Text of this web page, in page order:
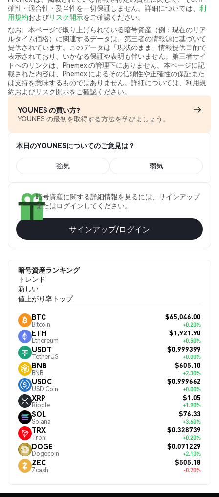
確性・適合性・妥当性を一切保証しません。詳細については、 利
用規約およびリスク開示をご確認ください。
なお、本ページで取り上げられている暗号資産（例：現在のリア
ルタイム価格）に関連するデータは、第三者の情報源に基づいて
提供されています。このデータは「現状のまま」情報提供目的で
表示されており、いかなる保証や表明も伴いません。第三者サイ
トへのリンクは、Phemex の管理下にありません。本ページに記
載された内容は、Phemex によるその信頼性や正確性の保証また
は支持を意味するものではありません。詳細については、利用規
約およびリスク開示をご確認ください。
YOUNES の買い方?
YOUNES の最初を取得する方法を学びましょう。
本日のYOUNESについてのご意見は？
強気 弱気
暗号資産に関する詳細情報を見るには、サインアップ
またはログインしてください。
サインアップ/ログイン
暗号資産ランキング
トレンド
新しい
値上がり率トップ
BTC
Bitcoin
$65,046.00
+0.20%
ETH
Ethereum
$1,921.90
+0.50%
USDT
TetherUS
$0.999399
+0.00%
BNB
BNB
$605.10
+2.30%
USDC
USD Coin
$0.999662
+0.00%
XRP
Ripple
$1.05
+1.90%
SOL
Solana
$76.33
+3.60%
TRX
Tron
$0.328739
+0.20%
DOGE
Dogecoin
$0.071229
+2.10%
ZEC
Zcash
$505.18
-0.70%